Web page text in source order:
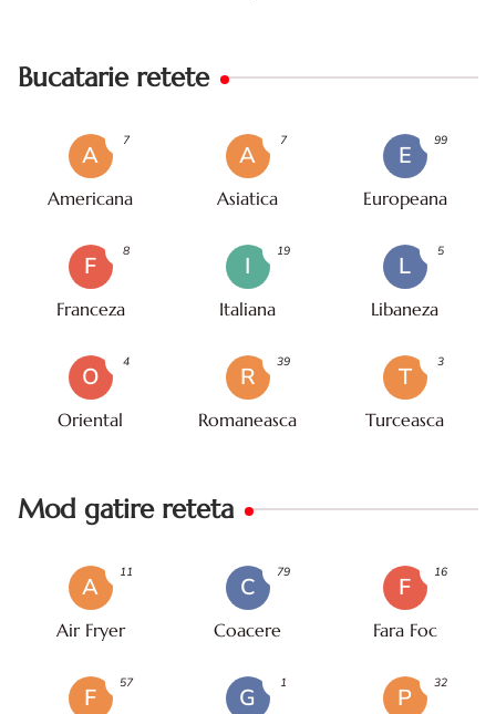
Bucatarie retete
A
Americana
7
A
Asiatica
7
E
Europeana
99
F
Franceza
8
I
Italiana
19
L
Libaneza
5
O
Oriental
4
R
Romaneasca
39
T
Turceasca
3
Mod gatire reteta
A
Air Fryer
11
C
Coacere
79
F
Fara Foc
16
F
57
G
1
P
32